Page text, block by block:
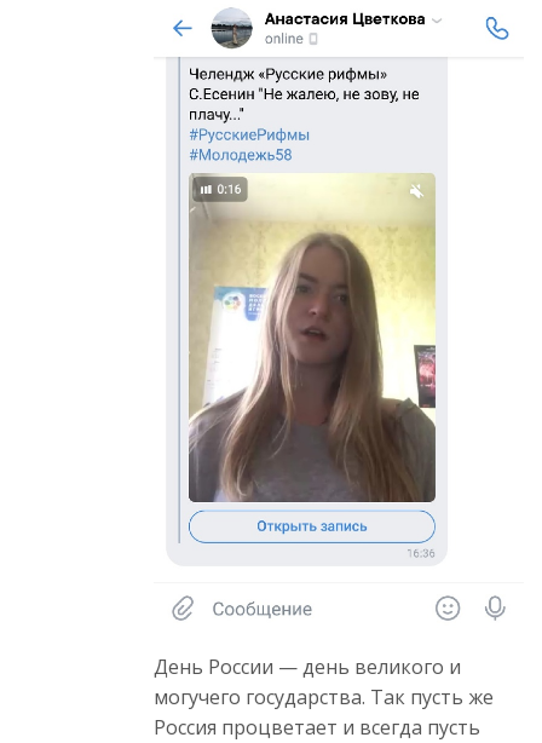
День России — день великого и
могучего государства. Так пусть же
Россия процветает и всегда пусть